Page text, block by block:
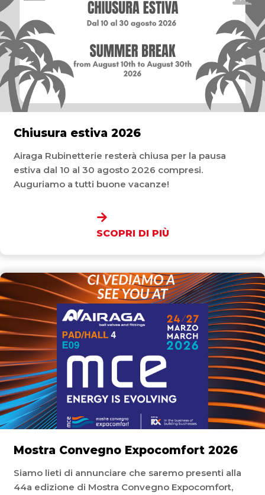
Chiusura estiva 2026
Airaga Rubinetterie resterà chiusa per la pausa
estiva dal 10 al 30 agosto 2026 compresi.
Auguriamo a tutti buone vacanze!
SCOPRI DI PIÙ
Mostra Convegno Expocomfort 2026
Siamo lieti di annunciare che saremo presenti alla
44a edizione di Mostra Convegno Expocomfort,